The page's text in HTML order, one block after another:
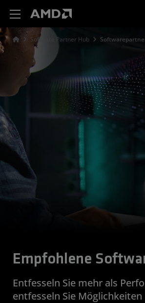
Software Partner Hub
Empfohlene
Entfesseln Sie mehr als
entfesseln Sie Möglichkeiten